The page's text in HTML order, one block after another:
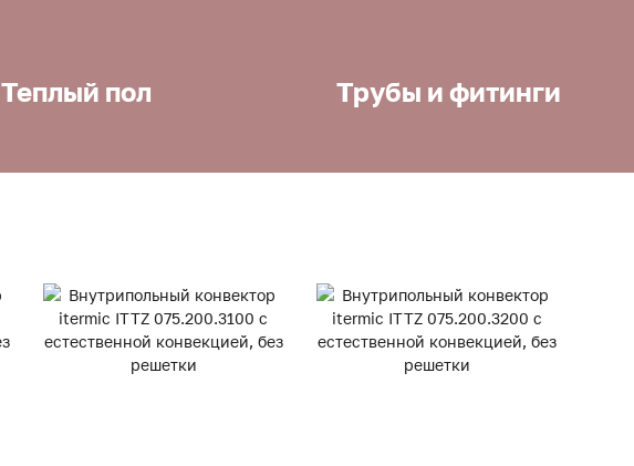
Теплый пол Трубы и фитинги